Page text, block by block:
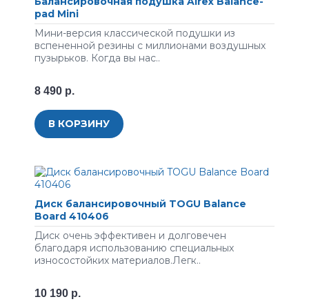
pad Mini
Мини-версия классической подушки из
вспененной резины с миллионами воздушных
пузырьков. Когда вы нас..
8 490 р.
В КОРЗИНУ
Диск балансировочный TOGU Balance
Board 410406
Диск очень эффективен и долговечен
благодаря использованию специальных
износостойких материалов.Легк..
10 190 р.